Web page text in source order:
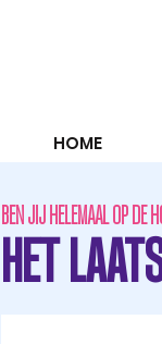
HOME
HET
BEN JIJ HELEMAAL OP DE